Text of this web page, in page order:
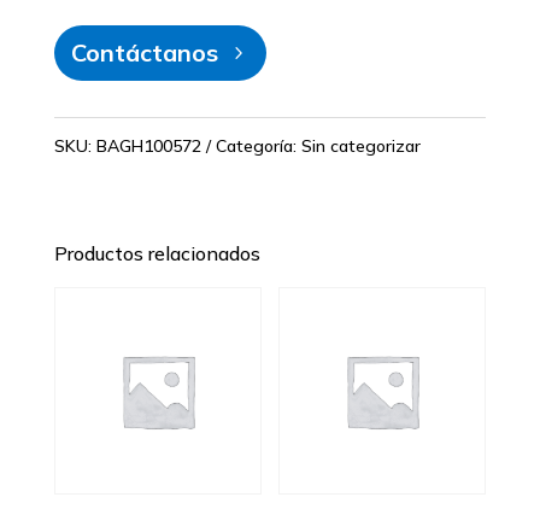
Contáctanos
SKU: BAGH100572 Categoría: Sin categorizar
Productos relacionados